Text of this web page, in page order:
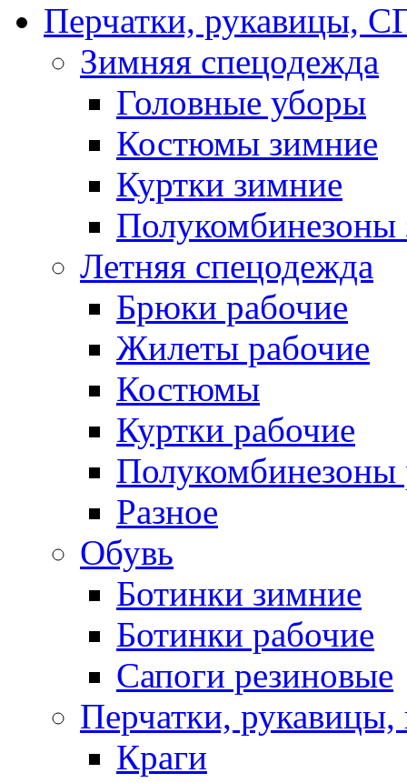
Перчатки,
Зимняя спецодежда
Головные уборы
Костюмы зимние
Куртки зимние
Полукомбинезоны
Летняя спецодежда
Брюки рабочие
Жилеты рабочие
Костюмы
Куртки рабочие
Полукомбинезоны
Разное
Обувь
Ботинки зимние
Ботинки рабочие
Сапоги резиновые
Перчатки, рукавицы,
Краги